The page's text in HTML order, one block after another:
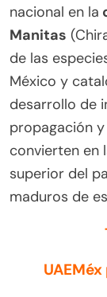
nacional en la
Manitas
de las
México y
desarrollo de
propagación
convierten en
superior del
maduros de